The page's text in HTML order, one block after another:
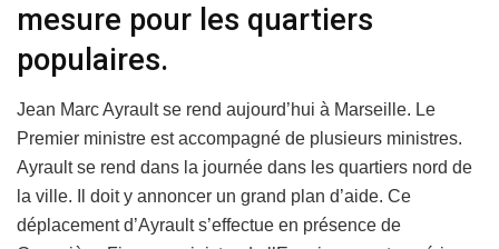
mesure pour les quartiers
populaires.
Jean Marc Ayrault se rend aujourd’hui à Marseille. Le
Premier ministre est accompagné de plusieurs ministres.
Ayrault se rend dans la journée dans les quartiers nord de
la ville. Il doit y annoncer un grand plan d’aide. Ce
déplacement d’Ayrault s’effectue en présence de